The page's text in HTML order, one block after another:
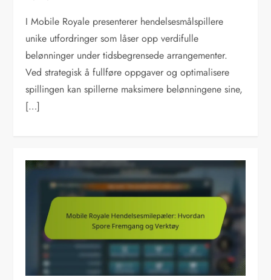
I Mobile Royale presenterer hendelsesmålspillere
unike utfordringer som låser opp verdifulle
belønninger under tidsbegrensede arrangementer.
Ved strategisk å fullføre oppgaver og optimalisere
spillingen kan spillerne maksimere belønningene sine,
[…]